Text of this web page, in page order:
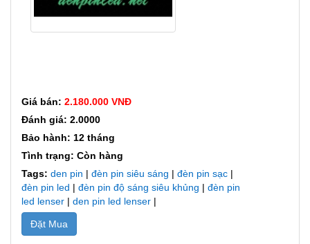
Giá bán: 2.180.000 VNĐ
Đánh giá: 2.0000
Bảo hành: 12 tháng
Tình trạng: Còn hàng
Tags: den pin | đèn pin siêu sáng | đèn pin sạc |
đèn pin led | đèn pin độ sáng siêu khủng | đèn pin
led lenser | den pin led lenser |
Đặt Mua